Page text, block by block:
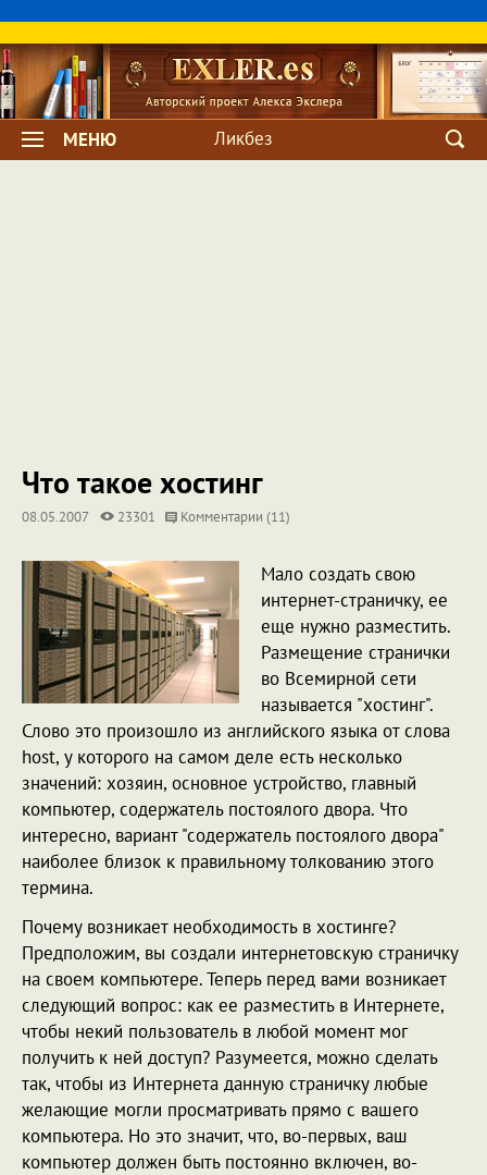
МЕНЮ Ликбез
Что такое хостинг
08.05.2007 23301 Комментарии (11)
Мало создать свою
интернет-страничку, ее
еще нужно разместить.
Размещение странички
во Всемирной сети
называется "хостинг".
Слово это произошло из английского языка от слова
host, у которого на самом деле есть несколько
значений: хозяин, основное устройство, главный
компьютер, содержатель постоялого двора. Что
интересно, вариант "содержатель постоялого двора"
наиболее близок к правильному толкованию этого
термина.
Почему возникает необходимость в хостинге?
Предположим, вы создали интернетовскую страничку
на своем компьютере. Теперь перед вами возникает
следующий вопрос: как ее разместить в Интернете,
чтобы некий пользователь в любой момент мог
получить к ней доступ? Разумеется, можно сделать
так, чтобы из Интернета данную страничку любые
желающие могли просматривать прямо с вашего
компьютера. Но это значит, что, во-первых, ваш
компьютер должен быть постоянно включен, во-